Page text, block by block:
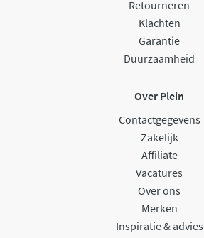
Retourneren
Klachten
Garantie
Duurzaamheid
Over Plein
Contactgegevens
Zakelijk
Affiliate
Vacatures
Over ons
Merken
Inspiratie & advies